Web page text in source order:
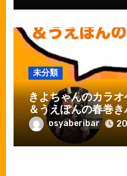
未分類
きよちゃんのカラ
＆うえぽんの春巻
ができる店おしゃべ
osyaberibar